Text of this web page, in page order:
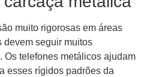
muito rigorosas em áreas
devem seguir muitos
Os telefones metálicos ajudam
esses rígidos padrões da